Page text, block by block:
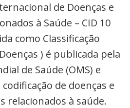
de Doenças e
à Saúde – CID 10
como Classificação
) é publicada pela
de Saúde (OMS) e
de doenças e
relacionados à saúde.